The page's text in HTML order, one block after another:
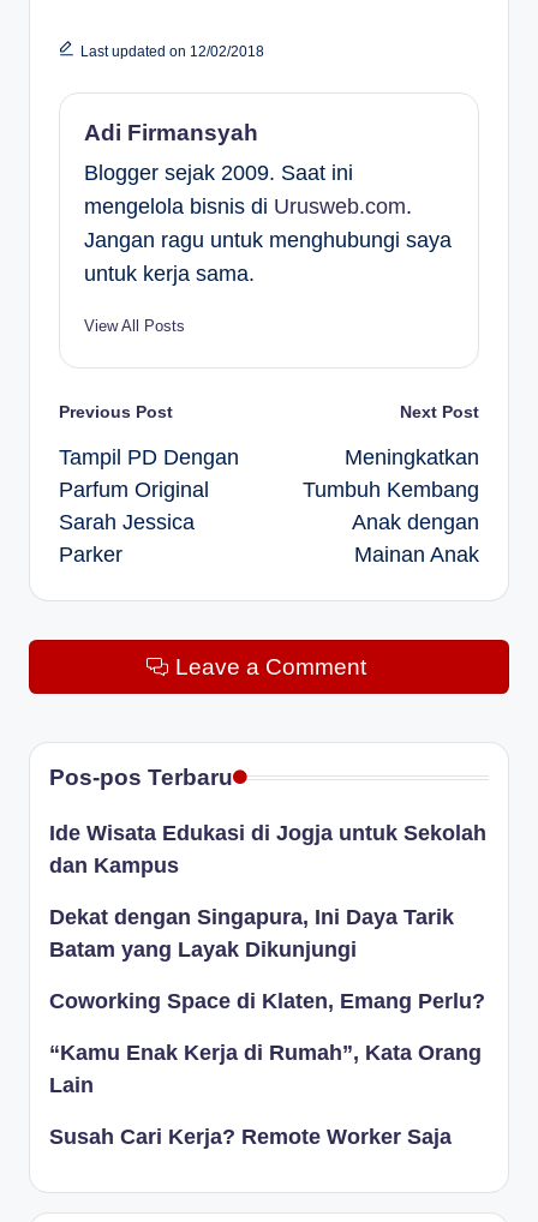
Last updated on 12/02/2018
Adi Firmansyah
Blogger sejak 2009. Saat ini
mengelola bisnis di Urusweb.com.
Jangan ragu untuk menghubungi saya
untuk kerja sama.
View All Posts
Post
navigation
Previous Post
Tampil PD Dengan
Parfum Original
Sarah Jessica
Parker
Next Post
Meningkatkan
Tumbuh Kembang
Anak dengan
Mainan Anak
Leave a Comment
Pos-pos Terbaru
Ide Wisata Edukasi di Jogja untuk Sekolah
dan Kampus
Dekat dengan Singapura, Ini Daya Tarik
Batam yang Layak Dikunjungi
Coworking Space di Klaten, Emang Perlu?
“Kamu Enak Kerja di Rumah”, Kata Orang
Lain
Susah Cari Kerja? Remote Worker Saja